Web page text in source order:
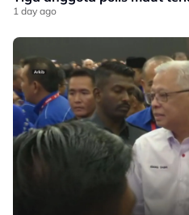
1 day ago